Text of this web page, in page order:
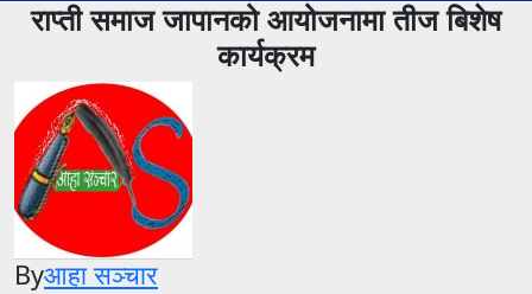
राप्ती समाज जापानको आयोजनामा तीज बिशेष
कार्यक्रम
Byआहा सञ्चार